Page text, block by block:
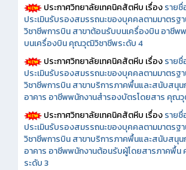
ประกาศวิทยาลัยเทคนิคสัตหีบ เรื่องรายชื่
ประเมินรับรองสมรรถนะของบุคคลตามมาตรฐ
วิชาชีพการบิน สาขาต้อนรับบนเครื่องบิน อาชีพ
บนเครื่องบิน คุณวุฒิวิชาชีพระดับ 4
ประกาศวิทยาลัยเทคนิคสัตหีบ เรื่องรายชื่
ประเมินรับรองสมรรถนะของบุคคลตามมาตรฐ
วิชาชีพการบิน สาขาบริการภาคพื้นและสนับสนุ
อาคาร อาชีพพนักงานสำรองบัตรโดยสาร คุณ
ประกาศวิทยาลัยเทคนิคสัตหีบ เรื่องรายชื่
ประเมินรับรองสมรรถนะของบุคคลตามมาตรฐ
วิชาชีพการบิน สาขาบริการภาคพื้นและสนับสนุ
อาคาร อาชีพพนักงานต้อนรับผู้โดยสารภาคพื้
ระดับ 3